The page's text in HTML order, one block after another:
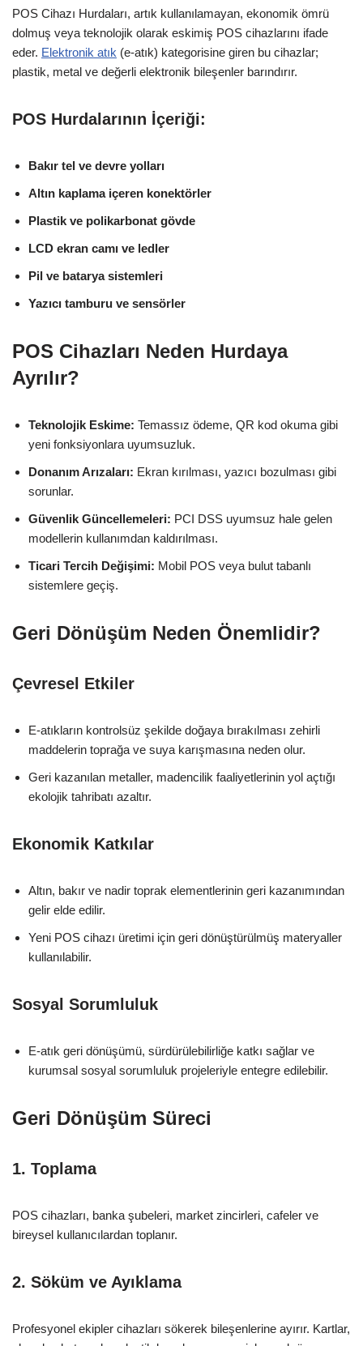
POS Cihazı Hurdaları, artık kullanılamayan, ekonomik ömrü
dolmuş veya teknolojik olarak eskimiş POS cihazlarını ifade
eder. Elektronik atık (e-atık) kategorisine giren bu cihazlar;
plastik, metal ve değerli elektronik bileşenler barındırır.
POS Hurdalarının İçeriği:
Bakır tel ve devre yolları
Altın kaplama içeren konektörler
Plastik ve polikarbonat gövde
LCD ekran camı ve ledler
Pil ve batarya sistemleri
Yazıcı tamburu ve sensörler
POS Cihazları Neden Hurdaya
Ayrılır?
Teknolojik Eskime: Temassız ödeme, QR kod okuma gibi
yeni fonksiyonlara uyumsuzluk.
Donanım Arızaları: Ekran kırılması, yazıcı bozulması gibi
sorunlar.
Güvenlik Güncellemeleri: PCI DSS uyumsuz hale gelen
modellerin kullanımdan kaldırılması.
Ticari Tercih Değişimi: Mobil POS veya bulut tabanlı
sistemlere geçiş.
Geri Dönüşüm Neden Önemlidir?
Çevresel Etkiler
E-atıkların kontrolsüz şekilde doğaya bırakılması zehirli
maddelerin toprağa ve suya karışmasına neden olur.
Geri kazanılan metaller, madencilik faaliyetlerinin yol açtığı
ekolojik tahribatı azaltır.
Ekonomik Katkılar
Altın, bakır ve nadir toprak elementlerinin geri kazanımından
gelir elde edilir.
Yeni POS cihazı üretimi için geri dönüştürülmüş materyaller
kullanılabilir.
Sosyal Sorumluluk
E-atık geri dönüşümü, sürdürülebilirliğe katkı sağlar ve
kurumsal sosyal sorumluluk projeleriyle entegre edilebilir.
Geri Dönüşüm Süreci
1. Toplama
POS cihazları, banka şubeleri, market zincirleri, cafeler ve
bireysel kullanıcılardan toplanır.
2. Söküm ve Ayıklama
Profesyonel ekipler cihazları sökerek bileşenlerine ayırır. Kartlar,